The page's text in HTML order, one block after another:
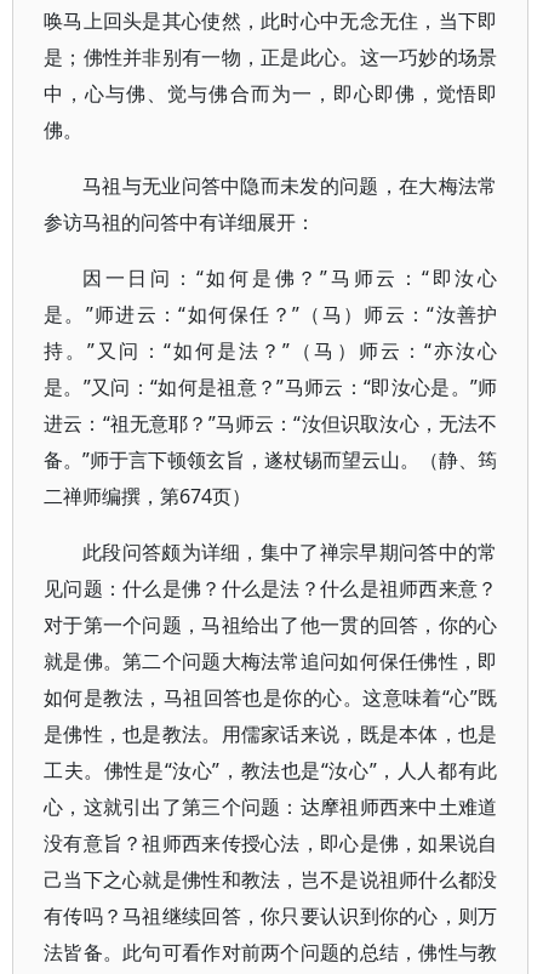
唤马上回头是其心使然，此时心中无念无住，当下即
是；佛性并非别有一物，正是此心。这一巧妙的场景
中，心与佛、觉与佛合而为一，即心即佛，觉悟即
佛。
马祖与无业问答中隐而未发的问题，在大梅法常
参访马祖的问答中有详细展开：
因一日问：“如何是佛？”马师云：“即汝心
是。”师进云：“如何保任？”（马）师云：“汝善护
持。”又问：“如何是法？”（马）师云：“亦汝心
是。”又问：“如何是祖意？”马师云：“即汝心是。”师
进云：“祖无意耶？”马师云：“汝但识取汝心，无法不
备。”师于言下顿领玄旨，遂杖锡而望云山。（静、筠
二禅师编撰，第674页）
此段问答颇为详细，集中了禅宗早期问答中的常
见问题：什么是佛？什么是法？什么是祖师西来意？
对于第一个问题，马祖给出了他一贯的回答，你的心
就是佛。第二个问题大梅法常追问如何保任佛性，即
如何是教法，马祖回答也是你的心。这意味着“心”既
是佛性，也是教法。用儒家话来说，既是本体，也是
工夫。佛性是“汝心”，教法也是“汝心”，人人都有此
心，这就引出了第三个问题：达摩祖师西来中土难道
没有意旨？祖师西来传授心法，即心是佛，如果说自
己当下之心就是佛性和教法，岂不是说祖师什么都没
有传吗？马祖继续回答，你只要认识到你的心，则万
法皆备。此句可看作对前两个问题的总结，佛性与教